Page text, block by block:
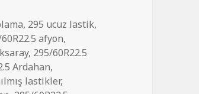
, 295 ucuz lastik,
afyon,
, 295/60R22.5
Ardahan,
lastikler,